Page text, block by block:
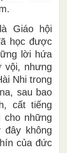
Giáo hội
học được
lời hứa
vội, nhưng
Nhi trong
sau bao
cất tiếng
cho những
đây không
của đức